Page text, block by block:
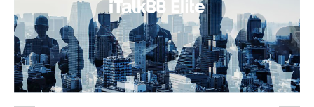
养老 非盈利组织